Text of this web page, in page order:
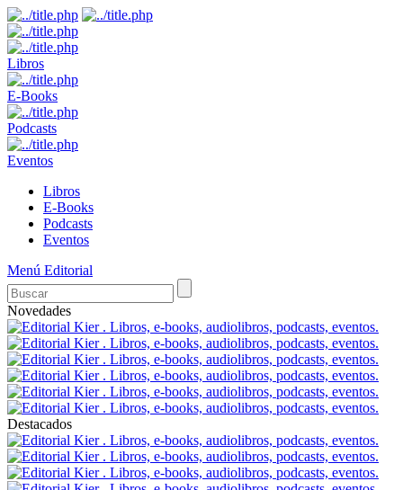
Libros
E-Books
Podcasts
Eventos
Libros
E-Books
Podcasts
Eventos
Menú Editorial
Novedades
Destacados